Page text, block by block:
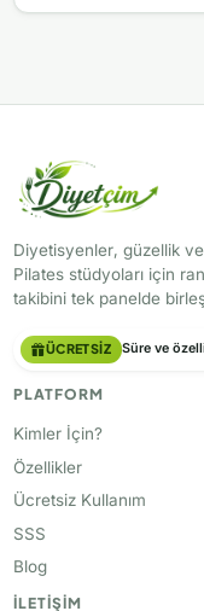
Diyetisyenler, güzellik
Pilates stüdyoları için
takibini tek panelde
ÜCRETSIZ Süre ve
PLATFORM
Kimler İçin?
Özellikler
Ücretsiz Kullanım
SSS
Blog
İLETIŞIM